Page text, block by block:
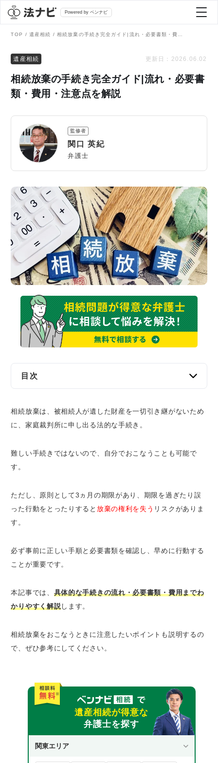
Powered by ベンナビ
全て
刑事事件
債務整理
離婚問題
交通事故
遺産相続
労働問題
債権回収
IT・ネット
企業法務
弁護士を探す
AI Search Premium
掲載をご検討の弁護士の方へ
TOP 遺産相続
遺産相続 更新日： 2026.06.02
相続放棄の手続き完全ガイド|流れ・必要書
類・費用・注意点を解説
監修者
関口 英紀
弁護士
目次
の手続き
単純承認・限定承認との違い
期限は自分が相続人だと知った時から3ヵ月
の流れ
ステップ1：必要書類を収集して申述書を作
る
ステップ3：照会書に回答し、受理通知書を
相続放棄の申述に必要な書類一覧
相続放棄の手続きは自分でおこなうことも可能
自分で手続きする場合の費用内訳
専門家に依頼する場合の費用相場
相続財産を処分すると相続放棄できなくなる
相続放棄は原則撤回・取消しできない
ほかの相続人や親族へ連絡しないとトラブル
の原因になる
相続財産の管理（保存）義務が残る場合があ
相続放棄は、被相続人が遺した財産を一切引き継がないため
に、家庭裁判所に申し出る法的な手続き。
難しい手続きではないので、自分でおこなうことも可能で
す。
ただし、原則として3ヵ月の期限があり、期限を過ぎたり誤
った行動をとったりすると 放棄の権利を失う リスクがありま
す。
必ず事前に正しい手順と必要書類を確認し、早めに行動する
ことが重要です。
本記事では、 具体的な手続きの流れ・必要書類・費用までわ
かりやすく解説します。
相続放棄をおこなうときに注意したいポイントも説明するの
で、ぜひ参考にしてください。
遺産相続が得意な
弁護士を探す
関東エリア